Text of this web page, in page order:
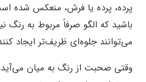
پرده، پرده یا فرش، منعکس شده
باشید که الگو صرفاً مربوط به
می‌توانند جلوه‌ای ظریف‌تر ایجاد
وقتی صحبت از رنگ به میان